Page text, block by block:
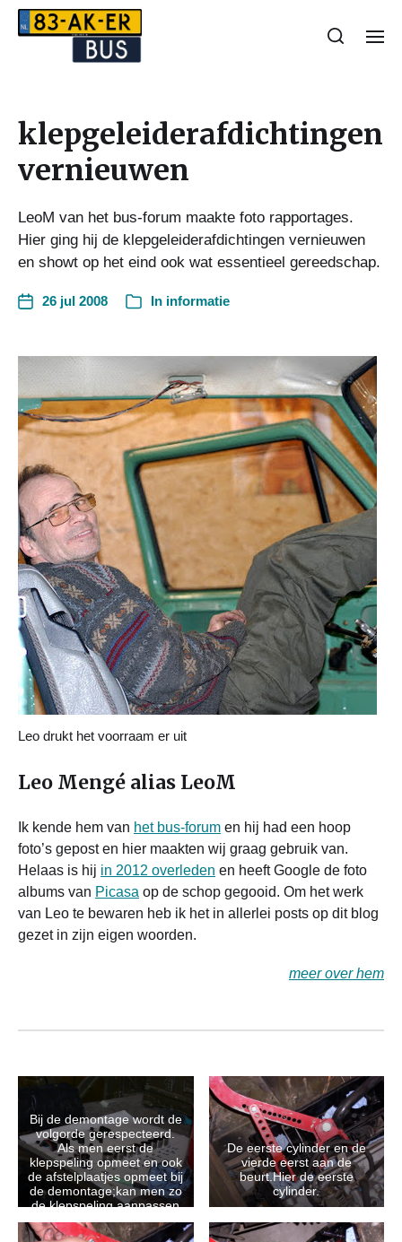
klepgeleiderafdichtingen
vernieuwen
LeoM van het bus-forum maakte foto rapportages.
Hier ging hij de klepgeleiderafdichtingen vernieuwen
en showt op het eind ook wat essentieel gereedschap.
26 jul 2008 In informatie
Leo drukt het voorraam er uit
Leo Mengé alias LeoM
Ik kende hem van het bus-forum en hij had een hoop
foto’s gepost en hier maakten wij graag gebruik van.
Helaas is hij in 2012 overleden en heeft Google de foto
albums van Picasa op de schop gegooid. Om het werk
van Leo te bewaren heb ik het in allerlei posts op dit blog
gezet in zijn eigen woorden.
meer over hem
Bij de demontage wordt de
volgorde gerespecteerd.
Als men eerst de
klepspeling opmeet en ook
de afstelplaatjes opmeet bij
de demontage;kan men zo
de klepspeling aanpassen
met gedemonteerde
klepstoters.
De eerste cylinder en de
vierde eerst aan de
beurt.Hier de eerste
cylinder.